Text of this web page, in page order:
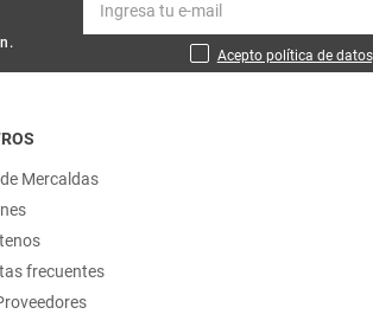
Acepto política de
Mercaldas
frecuentes